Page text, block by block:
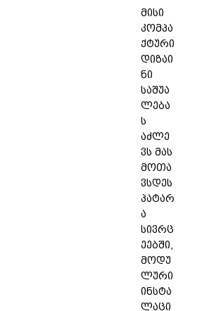
მისი
კომპა
ქტური
დიზაი
ნი
საშუა
ლება
ს
აძლე
ვს მას
მოთა
ვსდეს
პატარ
ა
სივრც
ეებში,
მოდუ
ლური
ინსტა
ლაცი